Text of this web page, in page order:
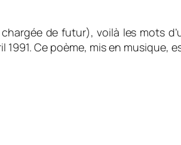
de futur), voilà les mots
1991. Ce poème, mis en musique,